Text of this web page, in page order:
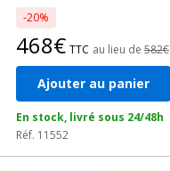
-20%
468€ TTC au lieu de 582€
Ajouter au panier
En stock, livré sous 24/48h
Réf. 11552